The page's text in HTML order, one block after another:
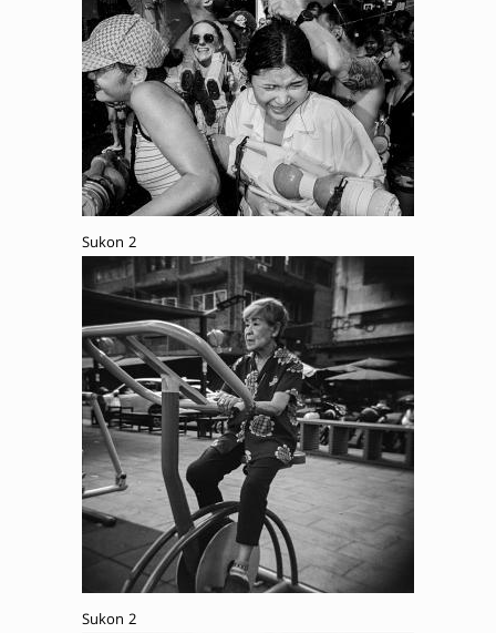
Sukon 2
Sukon 2